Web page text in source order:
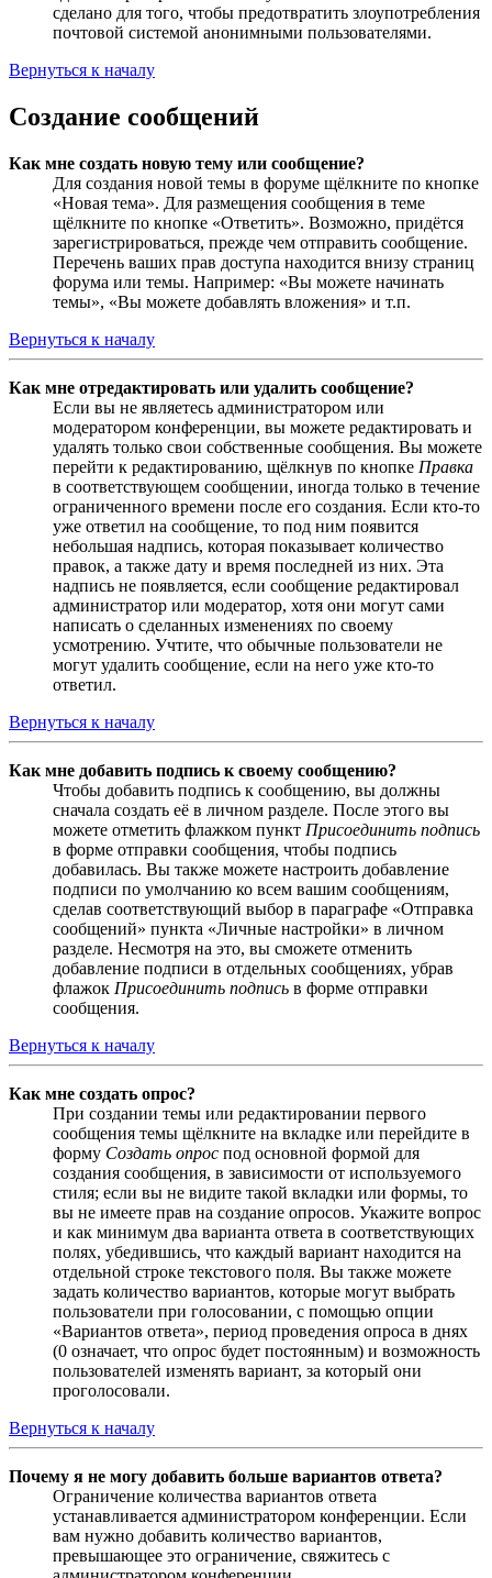
сделано для того, чтобы предотвратить злоупотребления
почтовой системой анонимными пользователями.
Вернуться к началу
Создание сообщений
Как мне создать новую тему или сообщение?
Для создания новой темы в форуме щёлкните по кнопке
«Новая тема». Для размещения сообщения в теме
щёлкните по кнопке «Ответить». Возможно, придётся
зарегистрироваться, прежде чем отправить сообщение.
Перечень ваших прав доступа находится внизу страниц
форума или темы. Например: «Вы можете начинать
темы», «Вы можете добавлять вложения» и т.п.
Вернуться к началу
Как мне отредактировать или удалить сообщение?
Если вы не являетесь администратором или
модератором конференции, вы можете редактировать и
удалять только свои собственные сообщения. Вы можете
перейти к редактированию, щёлкнув по кнопке Правка
в соответствующем сообщении, иногда только в течение
ограниченного времени после его создания. Если кто-то
уже ответил на сообщение, то под ним появится
небольшая надпись, которая показывает количество
правок, а также дату и время последней из них. Эта
надпись не появляется, если сообщение редактировал
администратор или модератор, хотя они могут сами
написать о сделанных изменениях по своему
усмотрению. Учтите, что обычные пользователи не
могут удалить сообщение, если на него уже кто-то
ответил.
Вернуться к началу
Как мне добавить подпись к своему сообщению?
Чтобы добавить подпись к сообщению, вы должны
сначала создать её в личном разделе. После этого вы
можете отметить флажком пункт Присоединить подпись
в форме отправки сообщения, чтобы подпись
добавилась. Вы также можете настроить добавление
подписи по умолчанию ко всем вашим сообщениям,
сделав соответствующий выбор в параграфе «Отправка
сообщений» пункта «Личные настройки» в личном
разделе. Несмотря на это, вы сможете отменить
добавление подписи в отдельных сообщениях, убрав
флажок Присоединить подпись в форме отправки
сообщения.
Вернуться к началу
Как мне создать опрос?
При создании темы или редактировании первого
сообщения темы щёлкните на вкладке или перейдите в
форму Создать опрос под основной формой для
создания сообщения, в зависимости от используемого
стиля; если вы не видите такой вкладки или формы, то
вы не имеете прав на создание опросов. Укажите вопрос
и как минимум два варианта ответа в соответствующих
полях, убедившись, что каждый вариант находится на
отдельной строке текстового поля. Вы также можете
задать количество вариантов, которые могут выбрать
пользователи при голосовании, с помощью опции
«Вариантов ответа», период проведения опроса в днях
(0 означает, что опрос будет постоянным) и возможность
пользователей изменять вариант, за который они
проголосовали.
Вернуться к началу
Почему я не могу добавить больше вариантов ответа?
Ограничение количества вариантов ответа
устанавливается администратором конференции. Если
вам нужно добавить количество вариантов,
превышающее это ограничение, свяжитесь с